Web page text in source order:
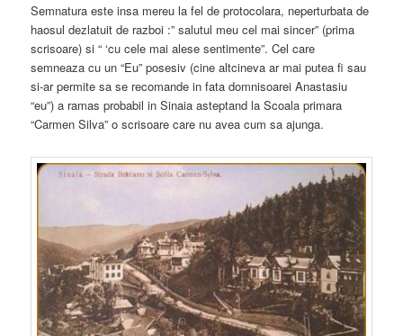
Semnatura este insa mereu la fel de protocolara, neperturbata de
haosul dezlatuit de razboi :” salutul meu cel mai sincer” (prima
scrisoare) si “ ‘cu cele mai alese sentimente”. Cel care
semneaza cu un “Eu” posesiv (cine altcineva ar mai putea fi sau
si-ar permite sa se recomande in fata domnisoarei Anastasiu
“eu”) a ramas probabil in Sinaia asteptand la Scoala primara
“Carmen Silva” o scrisoare care nu avea cum sa ajunga.